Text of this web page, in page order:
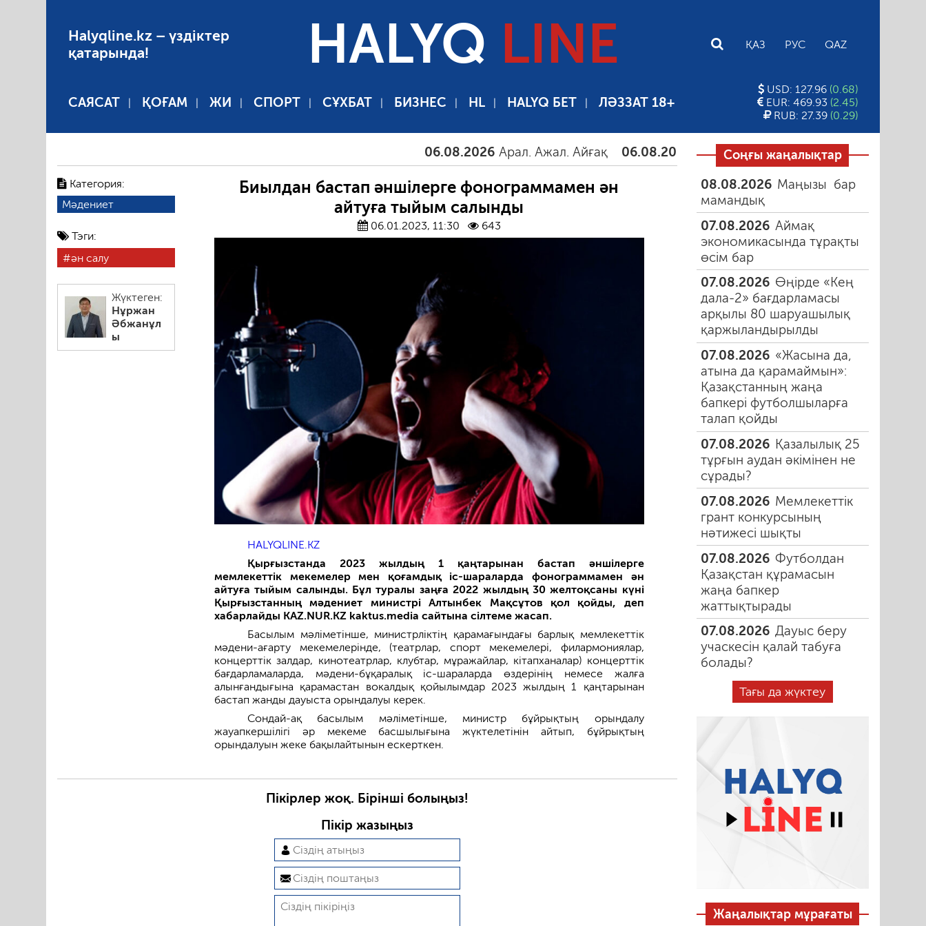
Halyqline.kz – үздіктер
қатарында!
HALYQ LINE ҚАЗ РУС QAZ
САЯСАТ ҚОҒАМ ЖИ СПОРТ СҰХБАТ БИЗНЕС HL HALYQ БЕТ ЛӘЗЗАТ 18+
USD: 127.96 (0.68)
EUR: 469.93 (2.45)
RUB: 27.39 (0.29)
06.08.2026 Арал. Ажал. Айғақ 06.08.2026 Тамыздағы таңғы түтін 06.08.2026
Категория:
Мәдениет
Тэги:
ән салу
Жүктеген:
Нұржан
Әбжанұл
ы
Биылдан бастап әншілерге фонограммамен ән
айтуға тыйым салынды
06.01.2023, 11:30 643
HALYQLINE.KZ
Қырғызстанда 2023 жылдың 1 қаңтарынан бастап әншілерге
мемлекеттік мекемелер мен қоғамдық іс-шараларда фонограммамен ән
айтуға тыйым салынды. Бұл туралы заңға 2022 жылдың 30 желтоқсаны күні
Қырғызстанның мәдениет министрі Алтынбек Мақсұтов қол қойды, деп
хабарлайды KAZ.NUR.KZ kaktus.media сайтына сілтеме жасап.
Басылым мәліметінше, министрліктің қарамағындағы барлық мемлекеттік
мәдени-ағарту мекемелерінде, (театрлар, спорт мекемелері, филармониялар,
концерттік залдар, кинотеатрлар, клубтар, мұражайлар, кітапханалар) концерттік
бағдарламаларда, мәдени-бұқаралық іс-шараларда өздерінің немесе жалға
алынғандығына қарамастан вокалдық қойылымдар 2023 жылдың 1 қаңтарынан
бастап жанды дауыста орындалуы керек.
Сондай-ақ басылым мәліметінше, министр бұйрықтың орындалу
жауапкершілігі әр мекеме басшылығына жүктелетінін айтып, бұйрықтың
орындалуын жеке бақылайтынын ескерткен.
Пікірлер жоқ. Бірінші болыңыз!
Пікір жазыңыз
Соңғы жаңалықтар
08.08.2026 Маңызы бар
мамандық
07.08.2026 Аймақ
экономикасында тұрақты
өсім бар
07.08.2026 Өңірде «Кең
дала-2» бағдарламасы
арқылы 80 шаруашылық
қаржыландырылды
07.08.2026 «Жасына да,
атына да қарамаймын»:
Қазақстанның жаңа
бапкері футболшыларға
талап қойды
07.08.2026 Қазалылық 25
тұрғын аудан әкімінен не
сұрады?
07.08.2026 Мемлекеттік
грант конкурсының
нәтижесі шықты
07.08.2026 Футболдан
Қазақстан құрамасын
жаңа бапкер
жаттықтырады
07.08.2026 Дауыс беру
учаскесін қалай табуға
болады?
Тағы да жүктеу
Жаңалықтар мұрағаты